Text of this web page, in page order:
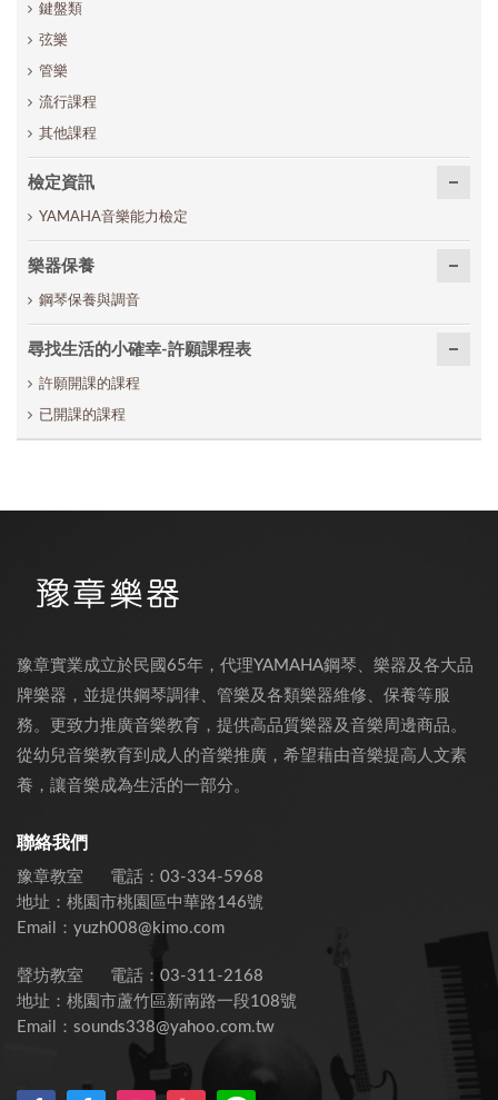
鍵盤類
弦樂
管樂
流行課程
其他課程
檢定資訊
YAMAHA音樂能力檢定
樂器保養
鋼琴保養與調音
尋找生活的小確幸-許願課程表
許願開課的課程
已開課的課程
豫章實業成立於民國65年，代理YAMAHA鋼琴、樂器及各大品
牌樂器，並提供鋼琴調律、管樂及各類樂器維修、保養等服
務。更致力推廣音樂教育，提供高品質樂器及音樂周邊商品。
從幼兒音樂教育到成人的音樂推廣，希望藉由音樂提高人文素
養，讓音樂成為生活的一部分。
聯絡我們
豫章教室 電話： 03-334-5968
地址： 桃園市桃園區中華路146號
Email： yuzh008@kimo.com
聲坊教室 電話： 03-311-2168
地址： 桃園市蘆竹區新南路一段108號
Email： sounds338@yahoo.com.tw